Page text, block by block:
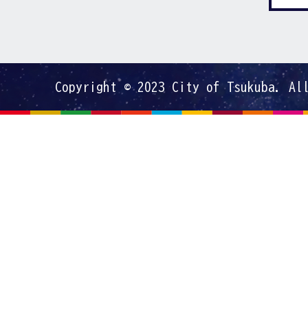
Copyright © 2023 City of Tsukuba.